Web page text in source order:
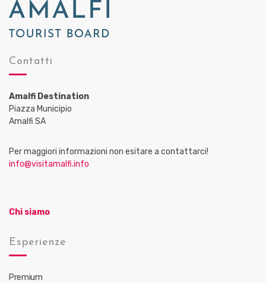
Contatti
Amalfi Destination
Piazza Municipio
Amalfi SA
Per maggiori informazioni non esitare a contattarci!
info@visitamalfi.info
Chi siamo
Esperienze
Premium